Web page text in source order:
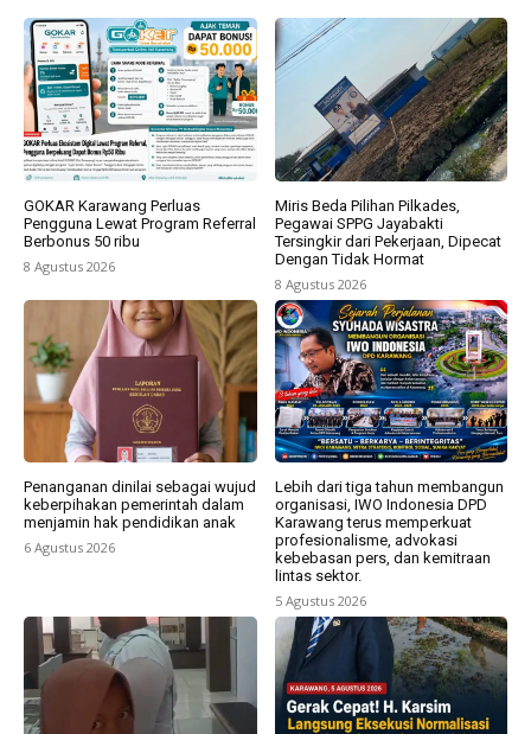
GOKAR Karawang Perluas
Pengguna Lewat Program Referral
Berbonus 50 ribu
8 Agustus 2026
Miris Beda Pilihan Pilkades,
Pegawai SPPG Jayabakti
Tersingkir dari Pekerjaan, Dipecat
Dengan Tidak Hormat
8 Agustus 2026
Penanganan dinilai sebagai wujud
keberpihakan pemerintah dalam
menjamin hak pendidikan anak
6 Agustus 2026
Lebih dari tiga tahun membangun
organisasi, IWO Indonesia DPD
Karawang terus memperkuat
profesionalisme, advokasi
kebebasan pers, dan kemitraan
lintas sektor.
5 Agustus 2026